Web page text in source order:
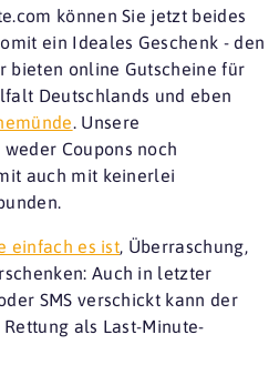
können Sie jetzt beides
ein Ideales Geschenk - den
bieten online Gutscheine für
Deutschlands und eben
. Unsere
Coupons noch
auch mit keinerlei
einfach es ist, Überraschung,
Auch in letzter
SMS verschickt kann der
als Last-Minute-